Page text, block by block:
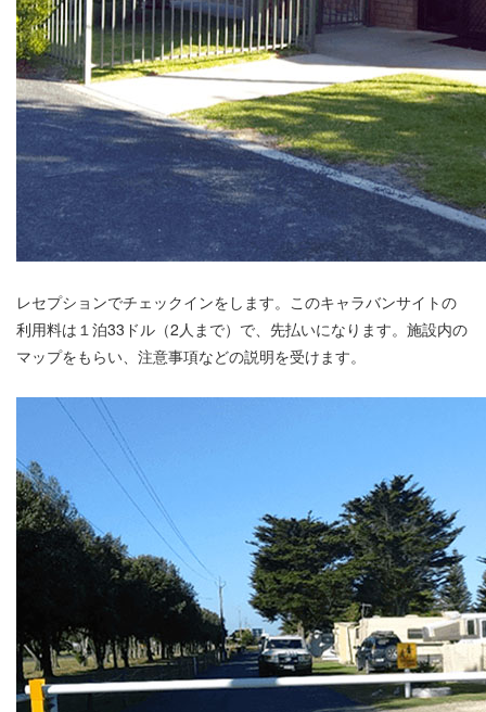
レセプションでチェックインをします。このキャラバンサイトの
利用料は１泊33ドル（2人まで）で、先払いになります。施設内の
マップをもらい、注意事項などの説明を受けます。